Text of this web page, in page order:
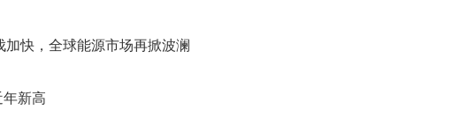
快，全球能源市场再掀波澜
新高